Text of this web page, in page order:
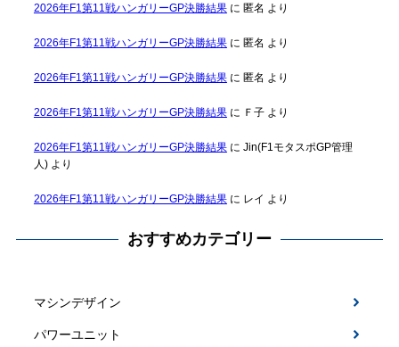
2026年F1第11戦ハンガリーGP決勝結果に 匿名 より
2026年F1第11戦ハンガリーGP決勝結果に 匿名 より
2026年F1第11戦ハンガリーGP決勝結果に 匿名 より
2026年F1第11戦ハンガリーGP決勝結果に Ｆ子より
2026年F1第11戦ハンガリーGP決勝結果に Jin(F1モタスポGP管理
人)より
2026年F1第11戦ハンガリーGP決勝結果に レイ より
おすすめカテゴリー
マシンデザイン
パワーユニット